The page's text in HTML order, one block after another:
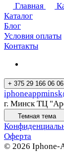
Главная
Каталог
Блог
Условия оплаты
Контакты
+ 375 29 166 06 06
г. Минск ТЦ
Темная тема
Оферта
© 2026 Iphone-